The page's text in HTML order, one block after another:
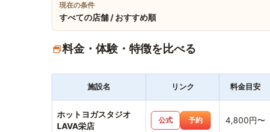
現在の条件
すべての店舗 / おすすめ順
料金・体験・特徴を比べる
施設名 リンク 料金目安
ホットヨガスタジオ
LAVA栄店
公式 予約 4,800円〜